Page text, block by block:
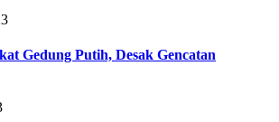
Gedung Putih, Desak Gencatan